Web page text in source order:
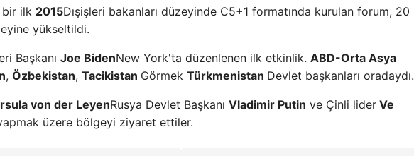
bir ilk 2015Dışişleri bakanları düzeyinde C5+1 formatında kurulan forum, 20
yükseltildi.
Başkanı Joe BidenNew York'ta düzenlenen ilk etkinlik. ABD-Orta Asya
, Özbekistan, Tacikistan Görmek Türkmenistan Devlet başkanları oradaydı.
von der LeyenRusya Devlet Başkanı Vladimir Putin ve Çinli lider Ve
üzere bölgeyi ziyaret ettiler.